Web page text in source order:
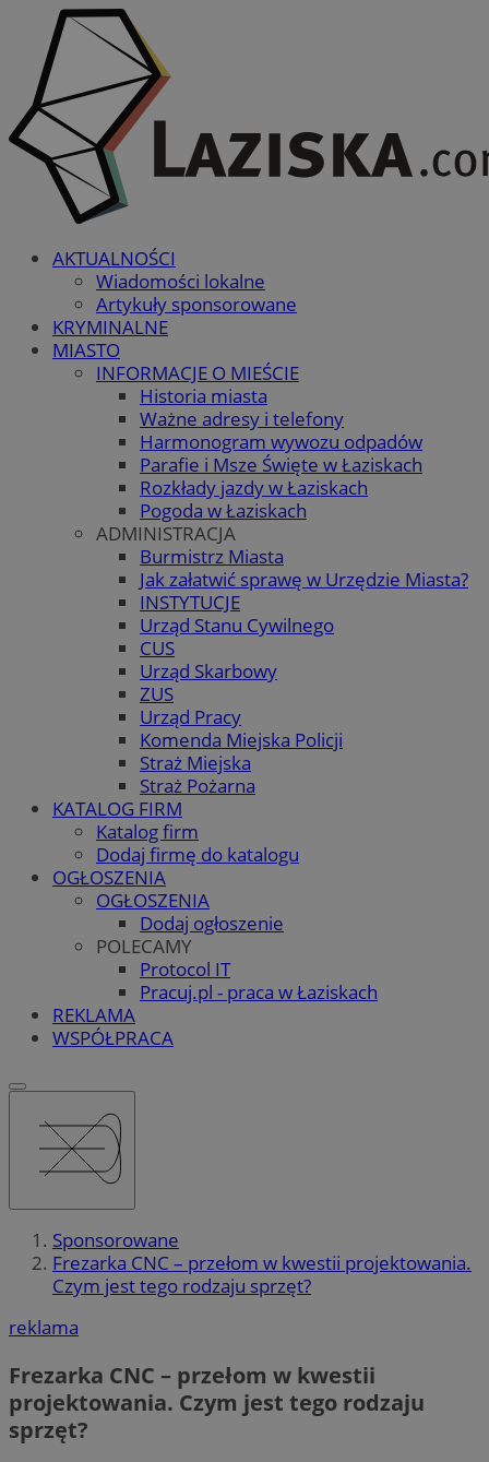
AKTUALNOŚCI
Wiadomości lokalne
Artykuły sponsorowane
KRYMINALNE
MIASTO
INFORMACJE O MIEŚCIE
Historia miasta
Ważne adresy i telefony
Harmonogram wywozu odpadów
Parafie i Msze Święte w Łaziskach
Rozkłady jazdy w Łaziskach
Pogoda w Łaziskach
ADMINISTRACJA
Burmistrz Miasta
Jak załatwić sprawę w Urzędzie Miasta?
INSTYTUCJE
Urząd Stanu Cywilnego
CUS
Urząd Skarbowy
ZUS
Urząd Pracy
Komenda Miejska Policji
Straż Miejska
Straż Pożarna
KATALOG FIRM
Katalog firm
Dodaj firmę do katalogu
OGŁOSZENIA
OGŁOSZENIA
Dodaj ogłoszenie
POLECAMY
Protocol IT
Pracuj.pl - praca w Łaziskach
REKLAMA
WSPÓŁPRACA
Sponsorowane
Frezarka CNC – przełom w kwestii projektowania.
Czym jest tego rodzaju sprzęt?
reklama
Frezarka CNC – przełom w kwestii
projektowania. Czym jest tego rodzaju
sprzęt?